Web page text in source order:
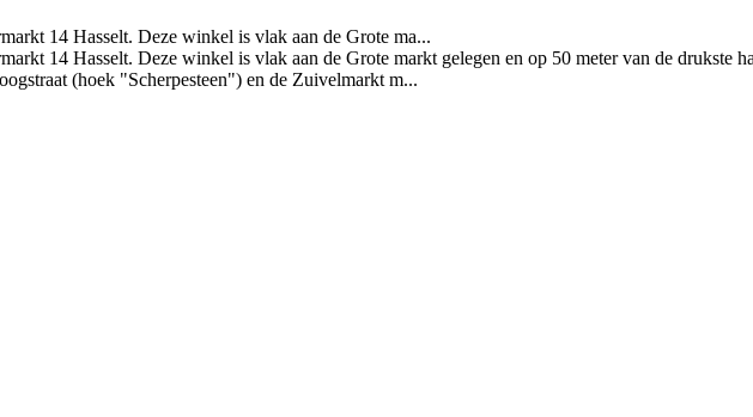
14 Hasselt. Deze winkel is vlak aan de Grote ma...
14 Hasselt. Deze winkel is vlak aan de Grote markt gelegen en op 50 meter van de drukste
(hoek "Scherpesteen") en de Zuivelmarkt m...